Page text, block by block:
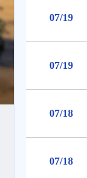
07/19
07/19
07/18
07/18